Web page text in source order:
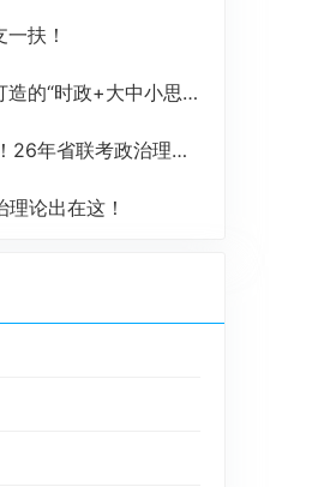
扶！
中小思政题库一体化”课题圆满收官！
联考政治理论这些在这里！
论出在这！